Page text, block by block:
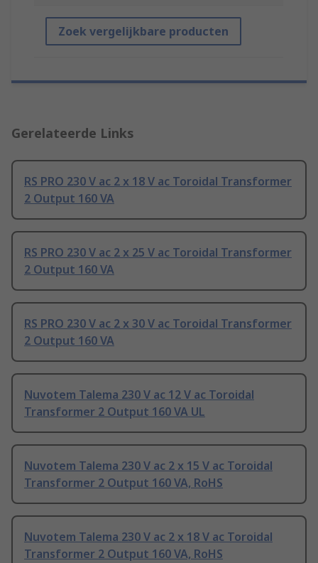
Zoek vergelijkbare producten
Gerelateerde Links
RS PRO 230 V ac 2 x 18 V ac Toroidal Transformer
2 Output 160 VA
RS PRO 230 V ac 2 x 25 V ac Toroidal Transformer
2 Output 160 VA
RS PRO 230 V ac 2 x 30 V ac Toroidal Transformer
2 Output 160 VA
Nuvotem Talema 230 V ac 12 V ac Toroidal
Transformer 2 Output 160 VA UL
Nuvotem Talema 230 V ac 2 x 15 V ac Toroidal
Transformer 2 Output 160 VA, RoHS
Nuvotem Talema 230 V ac 2 x 18 V ac Toroidal
Transformer 2 Output 160 VA, RoHS